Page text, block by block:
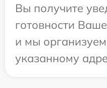
Вы получите
готовности
и мы
указанному